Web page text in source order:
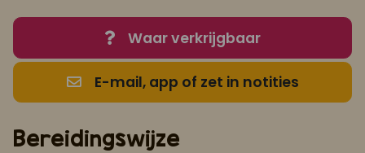
Waar verkrijgbaar
E-mail, app of zet in notities
Bereidingswijze